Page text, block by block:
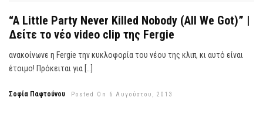
“A Little Party Never Killed Nobody (All We Got)” |
Δείτε το νέο video clip της Fergie
ανακοίνωνε η Fergie την κυκλοφορία του νέου της κλιπ, κι αυτό είναι
έτοιμο! Πρόκειται για […]
Σοφία Παφτούνου Posted On 6 Αυγούστου, 2013